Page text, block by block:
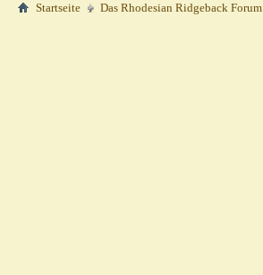
Startseite Das Rhodesian Ridgeback Forum